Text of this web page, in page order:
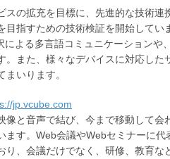
スの拡充を目標に、先進的な技術
目指すための技術検証を開始して
よる多言語コミュニケーション
。また、様々なデバイスに対応し
いります。
jp.vcube.com
像と音声で結び、今まで移動して
ます。Web会議やWebセミナーに
、会議だけでなく、研修、教育な